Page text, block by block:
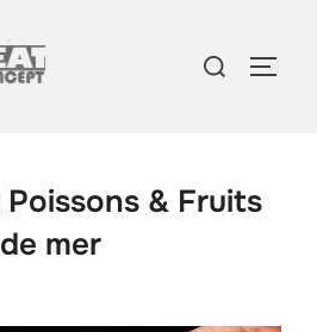
Rechercher :
Poissons & Fruits
de mer